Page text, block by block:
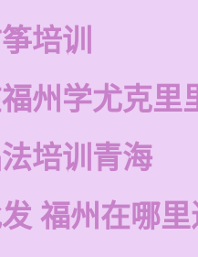
培训
州学尤克里
培训青海
福州在哪